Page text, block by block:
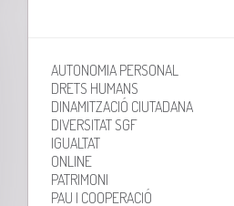
AUTONOMIA PERSONAL
DRETS HUMANS
DINAMITZACIÓ CIUTADANA
DIVERSITAT SGF
IGUALTAT
ONLINE
PATRIMONI
PAU I COOPERACIÓ